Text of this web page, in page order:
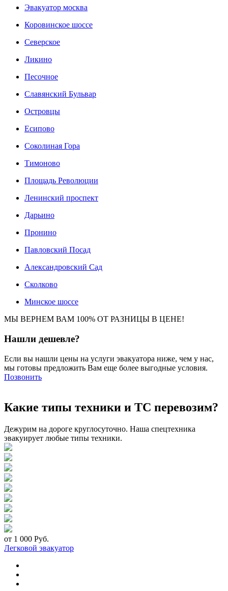
Эвакуатор москва
Коровинское шоссе
Северское
Ликино
Песочное
Славянский Бульвар
Островцы
Есипово
Соколиная Гора
Тимоново
Площадь Революции
Ленинский проспект
Дарьино
Пронино
Павловский Посад
Александровский Сад
Сколково
Минское шоссе
МЫ ВЕРНЕМ ВАМ 100% ОТ РАЗНИЦЫ В ЦЕНЕ!
Нашли дешевле?
Если вы нашли цены на услуги эвакуатора ниже, чем у нас,
мы готовы предложить Вам еще более выгодные условия.
Позвонить
Какие типы техники и ТС перевозим?
Дежурим на дороге круглосуточно. Наша спецтехника
эвакуирует любые типы техники.
от 1 000 Руб.
Легковой эвакуатор